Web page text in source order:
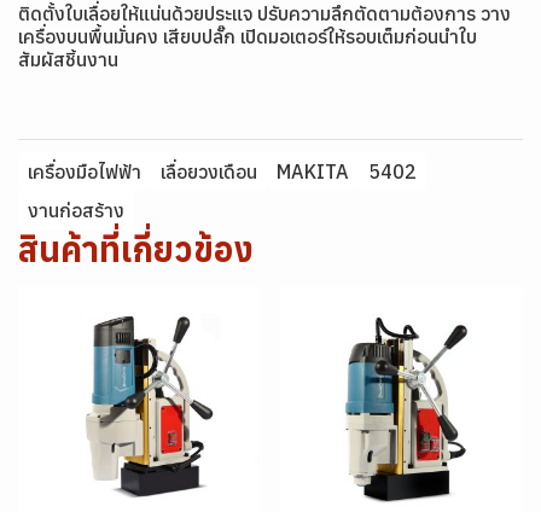
ติดตั้งใบเลื่อยให้แน่นด้วยประแจ ปรับความลึกตัดตามต้องการ วาง
เครื่องบนพื้นมั่นคง เสียบปลั๊ก เปิดมอเตอร์ให้รอบเต็มก่อนนำใบ
สัมผัสชิ้นงาน
เครื่องมือไฟฟ้า เลื่อยวงเดือน MAKITA
5402
งานก่อสร้าง
สินค้าที่เกี่ยวข้อง